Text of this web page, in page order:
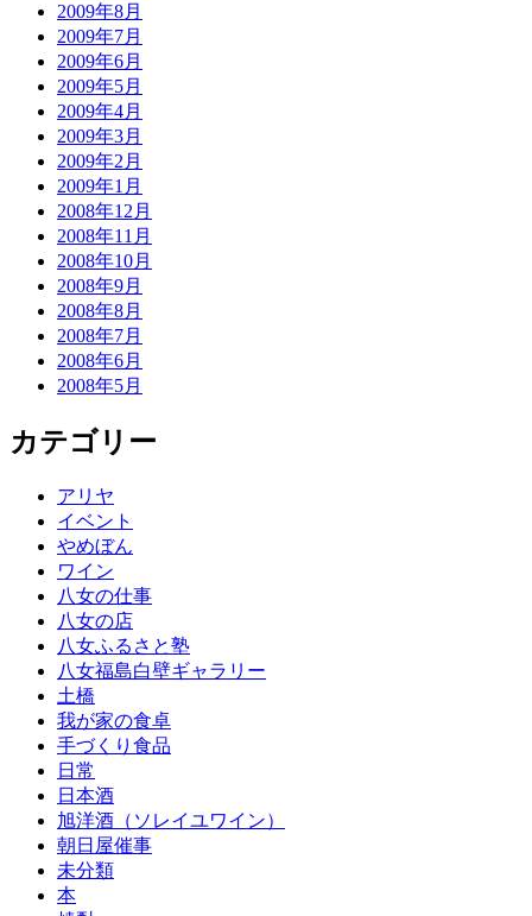
2009年8月
2009年7月
2009年6月
2009年5月
2009年4月
2009年3月
2009年2月
2009年1月
2008年12月
2008年11月
2008年10月
2008年9月
2008年8月
2008年7月
2008年6月
2008年5月
カテゴリー
アリヤ
イベント
やめぼん
ワイン
八女の仕事
八女の店
八女ふるさと塾
八女福島白壁ギャラリー
土橋
我が家の食卓
手づくり食品
日常
日本酒
旭洋酒（ソレイユワイン）
朝日屋催事
未分類
本